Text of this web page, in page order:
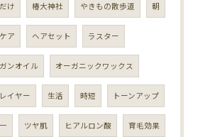
け 椿大神社 やきもの散歩道 朝
ア ヘアセット ラスター
ンオイル オーガニックワックス
イヤー 生活 時短 トーンアップ
ツヤ肌 ヒアルロン酸 育毛効果